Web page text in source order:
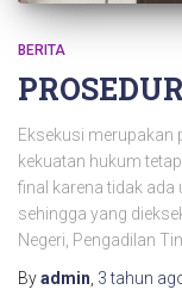
BERITA
Eksekusi merupakan
kekuatan hukum
final karena tidak
sehingga yang
Negeri, Pengadilan
Byadmin 3 tahun